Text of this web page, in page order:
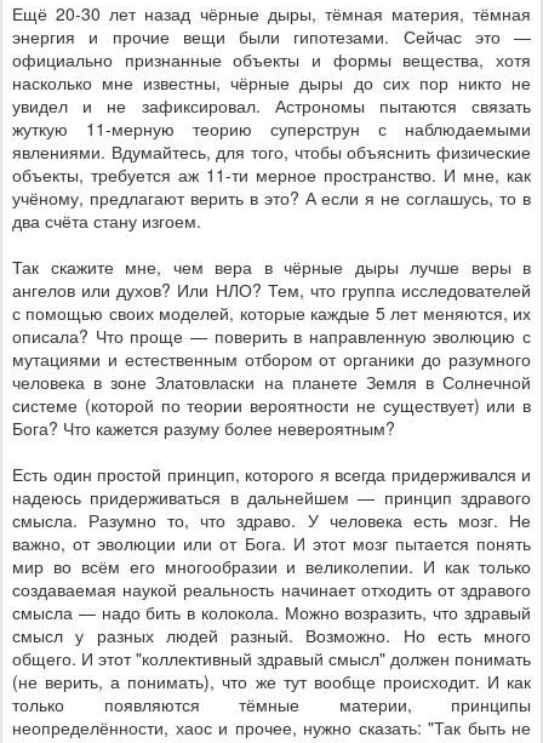
Ещё 20-30 лет назад чёрные дыры, тёмная материя, тёмная
энергия и прочие вещи были гипотезами. Сейчас это —
официально признанные объекты и формы вещества, хотя
насколько мне известны, чёрные дыры до сих пор никто не
увидел и не зафиксировал. Астрономы пытаются связать
жуткую 11-мерную теорию суперструн с наблюдаемыми
явлениями. Вдумайтесь, для того, чтобы объяснить физические
объекты, требуется аж 11-ти мерное пространство. И мне, как
учёному, предлагают верить в это? А если я не соглашусь, то в
два счёта стану изгоем.
Так скажите мне, чем вера в чёрные дыры лучше веры в
ангелов или духов? Или НЛО? Тем, что группа исследователей
с помощью своих моделей, которые каждые 5 лет меняются, их
описала? Что проще — поверить в направленную эволюцию с
мутациями и естественным отбором от органики до разумного
человека в зоне Златовласки на планете Земля в Солнечной
системе (которой по теории вероятности не существует) или в
Бога? Что кажется разуму более невероятным?
Есть один простой принцип, которого я всегда придерживался и
надеюсь придерживаться в дальнейшем — принцип здравого
смысла. Разумно то, что здраво. У человека есть мозг. Не
важно, от эволюции или от Бога. И этот мозг пытается понять
мир во всём его многообразии и великолепии. И как только
создаваемая наукой реальность начинает отходить от здравого
смысла — надо бить в колокола. Можно возразить, что здравый
смысл у разных людей разный. Возможно. Но есть много
общего. И этот "коллективный здравый смысл" должен понимать
(не верить, а понимать), что же тут вообще происходит. И как
только появляются тёмные материи, принципы
неопределённости, хаос и прочее, нужно сказать: "Так быть не